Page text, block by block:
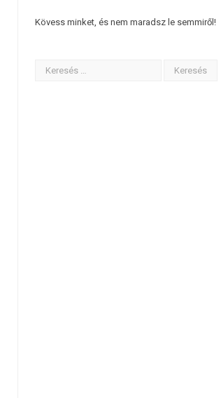
Kövess minket, és nem maradsz le semmiről!